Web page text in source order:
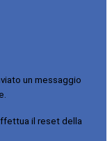
un messaggio
il reset della